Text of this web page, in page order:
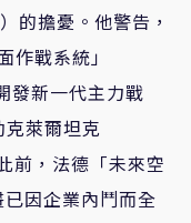
的擔憂。他警告，
作戰系統」
發新一代主力戰
萊爾坦克
前，法德「未來空
因企業內鬥而全